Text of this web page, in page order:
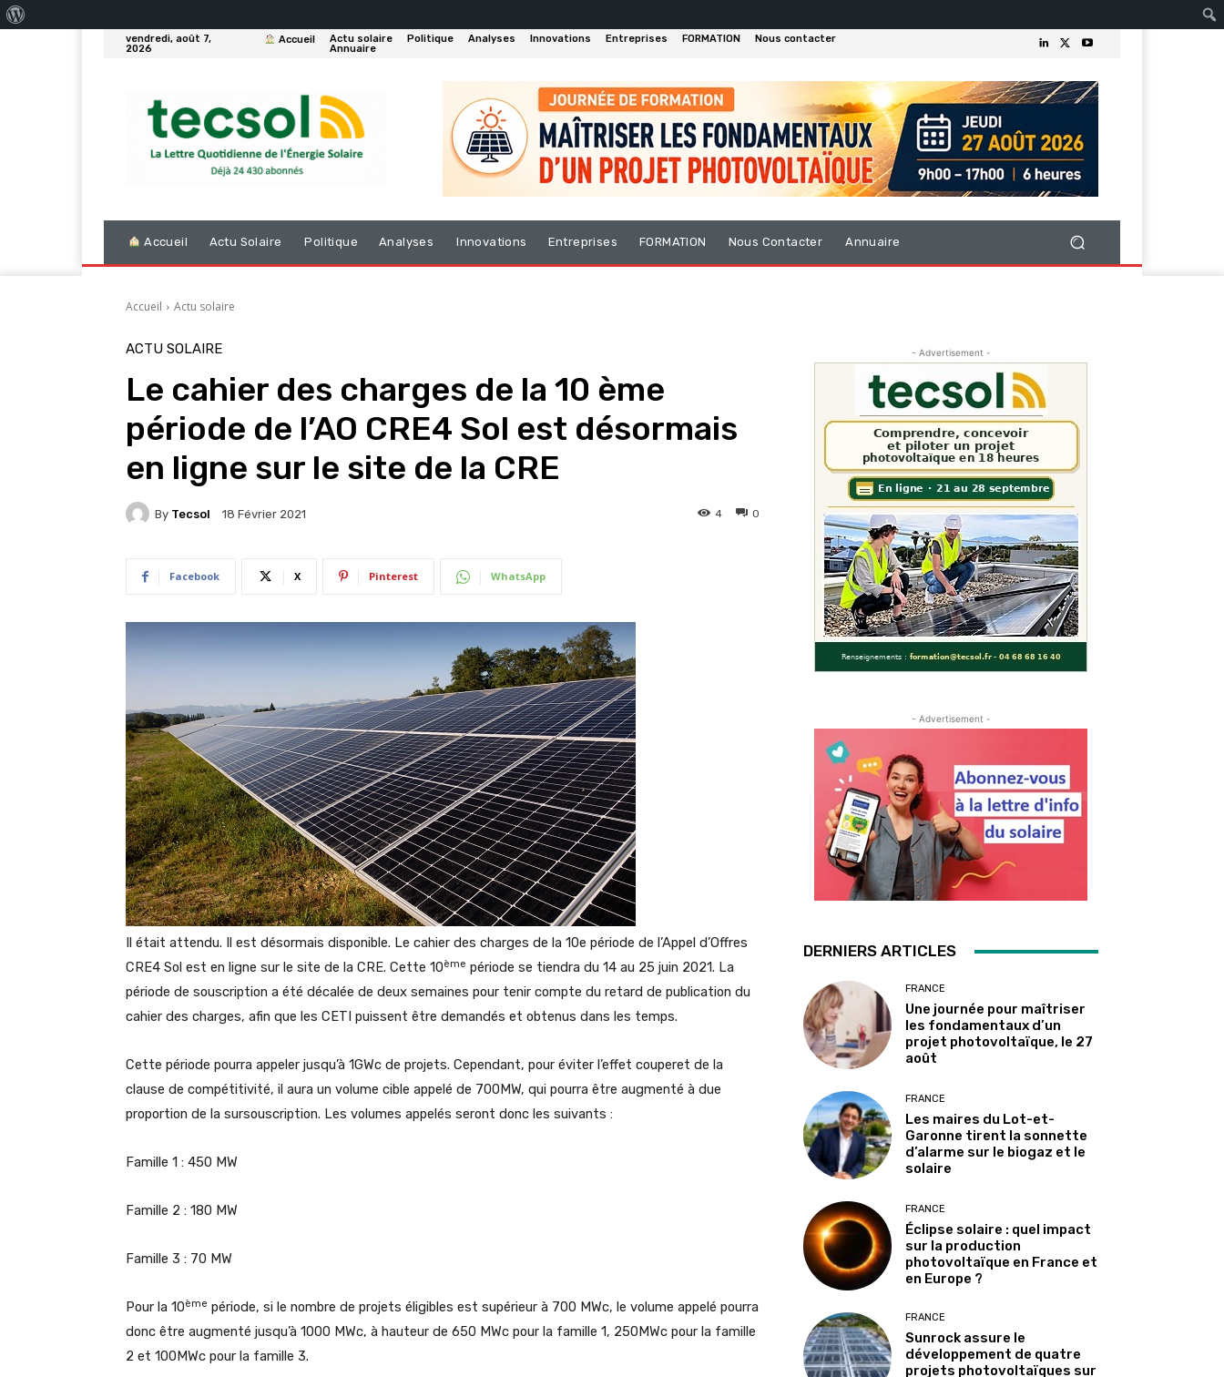
vendredi, août 7,
2026
Accueil Actu solaire Politique Analyses Innovations Entreprises FORMATION
Nous contacter
Annuaire
Accueil Actu Solaire Politique Analyses Innovations Entreprises FORMATION Nous Contacter Annuaire
Accueil Actu solaire
ACTU SOLAIRE
Le cahier des charges de la 10 ème
période de l’AO CRE4 Sol est désormais
en ligne sur le site de la CRE
By Tecsol 18 Février 2021 0
4
Facebook X Pinterest WhatsApp
Il était attendu. Il est désormais disponible. Le cahier des charges de la 10e période de l’Appel d’Offres
CRE4 Sol est en ligne sur le site de la CRE. Cette 10ème période se tiendra du 14 au 25 juin 2021. La
période de souscription a été décalée de deux semaines pour tenir compte du retard de publication du
cahier des charges, afin que les CETI puissent être demandés et obtenus dans les temps.
Cette période pourra appeler jusqu’à 1GWc de projets. Cependant, pour éviter l’effet couperet de la
clause de compétitivité, il aura un volume cible appelé de 700MW, qui pourra être augmenté à due
proportion de la sursouscription. Les volumes appelés seront donc les suivants :
Famille 1 : 450 MW
Famille 2 : 180 MW
Famille 3 : 70 MW
Pour la 10ème période, si le nombre de projets éligibles est supérieur à 700 MWc, le volume appelé pourra
donc être augmenté jusqu’à 1000 MWc, à hauteur de 650 MWc pour la famille 1, 250MWc pour la famille
2 et 100MWc pour la famille 3.
- Advertisement -
- Advertisement -
DERNIERS ARTICLES
FRANCE
Une journée pour maîtriser
les fondamentaux d’un
projet photovoltaïque, le 27
août
FRANCE
Les maires du Lot-et-
Garonne tirent la sonnette
d’alarme sur le biogaz et le
solaire
FRANCE
Éclipse solaire : quel impact
sur la production
photovoltaïque en France et
en Europe ?
FRANCE
Sunrock assure le
développement de quatre
projets photovoltaïques sur